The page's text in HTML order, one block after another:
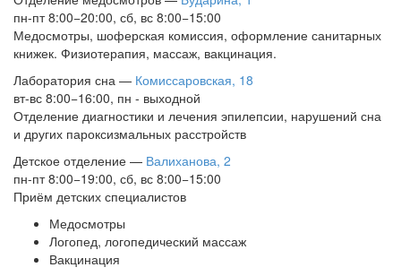
пн-пт 8:00−20:00, сб, вс 8:00−15:00
Медосмотры, шоферская комиссия, оформление санитарных
книжек. Физиотерапия, массаж, вакцинация.
Лаборатория сна — Комиссаровская, 18
вт-вс 8:00−16:00, пн - выходной
Отделение диагностики и лечения эпилепсии, нарушений сна
и других пароксизмальных расстройств
Детское отделение — Валиханова, 2
пн-пт 8:00−19:00, сб, вс 8:00−15:00
Приём детских специалистов
Медосмотры
Логопед, логопедический массаж
Вакцинация